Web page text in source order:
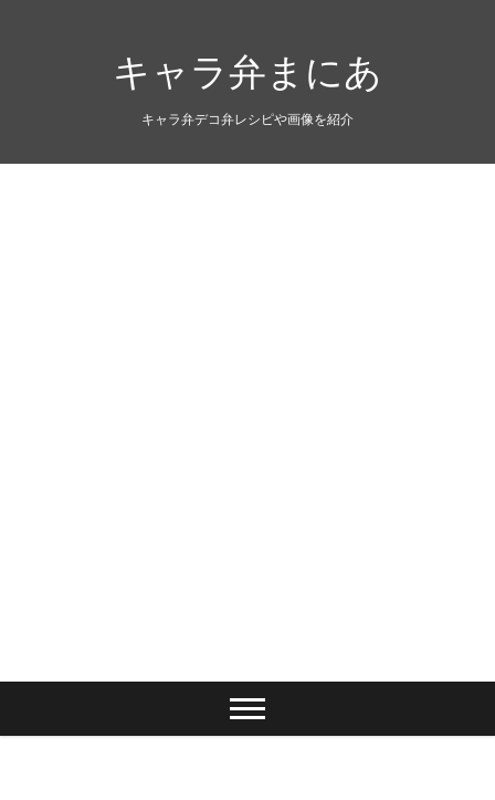
キャラ弁まにあ
キャラ弁デコ弁レシピや画像を紹介